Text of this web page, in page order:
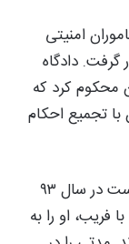
۹۳ از سوی ماموران امنیتی
دادگاه
را به ۱۰ سال زندان محکوم کرد که
به ۷ سال زندان با تجمیع احکام
حمزه درویش، زندانی اهل سنت نیز مدعی است در سال ۹۳
فریب، او را به